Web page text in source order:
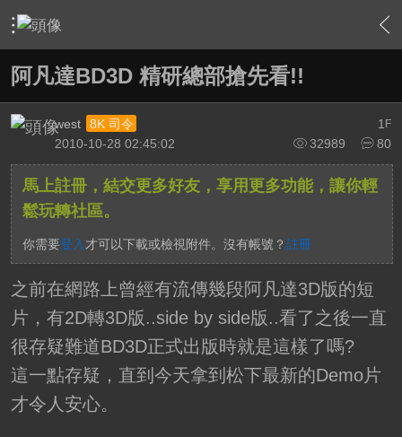
› 家庭劇院 › 3D立體特區 › 內容
阿凡達BD3D 精研總部搶先看!!
1 F
west
8K 司令
32989
80
2010-10-28 02:45:02
馬上註冊，結交更多好友，享用更多功能，讓你輕
鬆玩轉社區。
你需要登入 才可以下載或檢視附件。沒有帳號？ 註冊
之前在網路上曾經有流傳幾段阿凡達3D版的短
片，有2D轉3D版..side by side版..看了之後一直
很存疑難道BD3D正式出版時就是這樣了嗎?
這一點存疑，直到今天拿到松下最新的Demo片
才令人安心。